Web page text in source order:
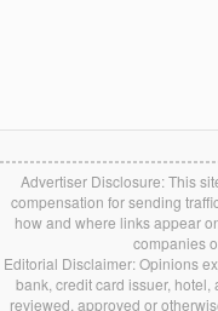
Advertiser Disclosure: This
compensation for sending
how and where links appear
companies
Editorial Disclaimer: Opinions
bank, credit card issuer,
reviewed, approved or